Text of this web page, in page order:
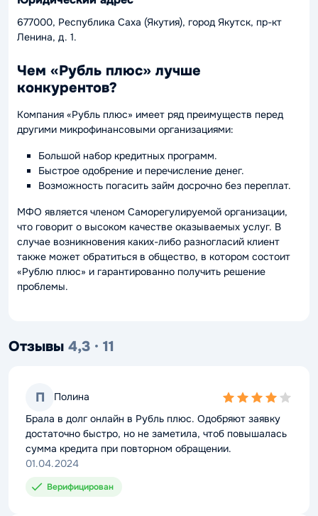
677000, Республика Саха (Якутия), город Якутск, пр-кт
Ленина, д. 1.
Чем «Рубль плюс» лучше
конкурентов?
Компания «Рубль плюс» имеет ряд преимуществ перед
другими микрофинансовыми организациями:
Большой набор кредитных программ.
Быстрое одобрение и перечисление денег.
Возможность погасить займ досрочно без переплат.
МФО является членом Саморегулируемой организации,
что говорит о высоком качестве оказываемых услуг. В
случае возникновения каких-либо разногласий клиент
также может обратиться в общество, в котором состоит
«Рублю плюс» и гарантированно получить решение
проблемы.
Отзывы 4,3 · 11
П Полина
4,0
rating
Брала в долг онлайн в Рубль плюс. Одобряют заявку
достаточно быстро, но не заметила, чтоб повышалась
сумма кредита при повторном обращении.
01.04.2024
Верифицирован